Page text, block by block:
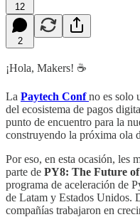
12
2
¡Hola, Makers! ☕️
La Paytech Confno es solo
del ecosistema de pagos
punto de encuentro para la
construyendo la próxima ola
Por eso, en esta ocasión, les
parte de PY8: The Future
programa de aceleración de
de Latam y Estados Unidos.
compañías trabajaron en